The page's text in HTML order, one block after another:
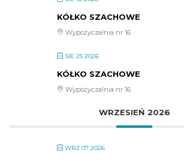
KÓŁKO SZACHOWE
Wypożyczalnia nr 16
SIE 25 2026
KÓŁKO SZACHOWE
Wypożyczalnia nr 16
WRZESIEŃ 2026
WRZ 07 2026